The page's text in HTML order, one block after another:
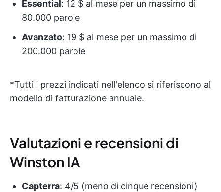
Essential: 12 $ al mese per un massimo di
80.000 parole
Avanzato: 19 $ al mese per un massimo di
200.000 parole
*Tutti i prezzi indicati nell'elenco si riferiscono al
modello di fatturazione annuale.
Valutazioni e recensioni di
Winston IA
Capterra: 4/5 (meno di cinque recensioni)